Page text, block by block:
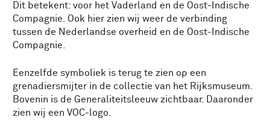
Dit betekent: voor het Vaderland en de Oost-Indische
Compagnie. Ook hier zien wij weer de verbinding
tussen de Nederlandse overheid en de Oost-Indische
Compagnie.
Eenzelfde symboliek is terug te zien op een
grenadiersmijter in de collectie van het Rijksmuseum.
Bovenin is de Generaliteitsleeuw zichtbaar. Daaronder
zien wij een VOC-logo.